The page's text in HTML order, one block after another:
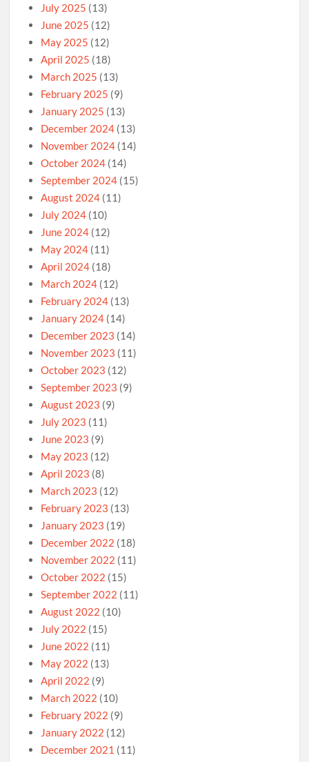
July 2025 (13)
June 2025 (12)
May 2025 (12)
April 2025 (18)
March 2025 (13)
February 2025 (9)
January 2025 (13)
December 2024 (13)
November 2024 (14)
October 2024 (14)
September 2024 (15)
August 2024 (11)
July 2024 (10)
June 2024 (12)
May 2024 (11)
April 2024 (18)
March 2024 (12)
February 2024 (13)
January 2024 (14)
December 2023 (14)
November 2023 (11)
October 2023 (12)
September 2023 (9)
August 2023 (9)
July 2023 (11)
June 2023 (9)
May 2023 (12)
April 2023 (8)
March 2023 (12)
February 2023 (13)
January 2023 (19)
December 2022 (18)
November 2022 (11)
October 2022 (15)
September 2022 (11)
August 2022 (10)
July 2022 (15)
June 2022 (11)
May 2022 (13)
April 2022 (9)
March 2022 (10)
February 2022 (9)
January 2022 (12)
December 2021 (11)